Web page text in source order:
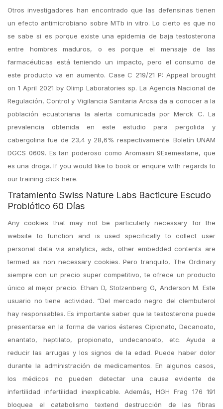
Otros investigadores han encontrado que las defensinas tienen
un efecto antimicrobiano sobre MTb in vitro. Lo cierto es que no
se sabe si es porque existe una epidemia de baja testosterona
entre hombres maduros, o es porque el mensaje de las
farmacéuticas está teniendo un impacto, pero el consumo de
este producto va en aumento. Case C 219/21 P: Appeal brought
on 1 April 2021 by Olimp Laboratories sp. La Agencia Nacional de
Regulación, Control y Vigilancia Sanitaria Arcsa da a conocer a la
población ecuatoriana la alerta comunicada por Merck C. La
prevalencia obtenida en este estudio para pergolida y
cabergolina fue de 23,4 y 28,6% respectivamente. Boletín UNAM
DGCS 0609. Es tan poderoso como Aromasin 9Exemestane, que
es una droga. If you would like to book or enquire with regards to
our training click here.
Tratamiento Swiss Nature Labs Bacticure Escudo
Probiótico 60 Días
Any cookies that may not be particularly necessary for the
website to function and is used specifically to collect user
personal data via analytics, ads, other embedded contents are
termed as non necessary cookies. Pero tranquilo, The Ordinary
siempre con un precio super competitivo, te ofrece un producto
único al mejor precio. Ethan D, Stolzenberg G, Anderson M. Este
usuario no tiene actividad. “Del mercado negro del clembuterol
hay responsables. Es importante saber que la testosterona puede
presentarse en la forma de varios ésteres Cipionato, Decanoato,
enantato, heptilato, propionato, undecanoato, etc. Ayuda a
reducir las arrugas y los signos de la edad. Puede haber dolor
durante la administración de medicamentos. En algunos casos,
los médicos no pueden detectar una causa evidente de
infertilidad infertilidad inexplicable. Además, HGH Frag 176 191
bloquea el catabolismo textend destrucción de las fibras